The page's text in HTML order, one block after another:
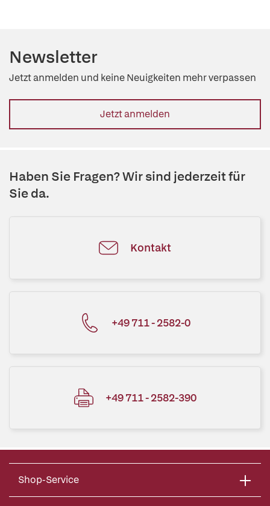
Newsletter
Jetzt anmelden und keine Neuigkeiten mehr verpassen
Jetzt anmelden
Haben Sie Fragen? Wir sind jederzeit für
Sie da.
Kontakt
+49 711 - 2582-0
+49 711 - 2582-390
Shop-Service